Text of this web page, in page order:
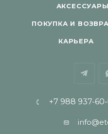
АКСЕССУАРЫ
ПОКУПКА И
КАРЬЕРА
+7 988 937-